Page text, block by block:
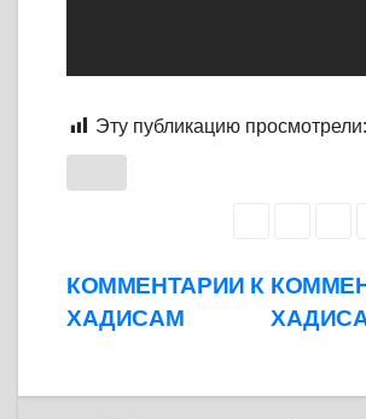
Эту публикацию просмотрели:
Навигация
по
записям
КОММЕНТАРИИ К
ХАДИСАМ